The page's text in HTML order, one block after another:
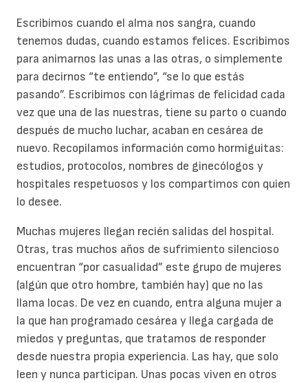
Escribimos cuando el alma nos sangra, cuando
tenemos dudas, cuando estamos felices. Escribimos
para animarnos las unas a las otras, o simplemente
para decirnos “te entiendo”, “se lo que estás
pasando”. Escribimos con lágrimas de felicidad cada
vez que una de las nuestras, tiene su parto o cuando
después de mucho luchar, acaban en cesárea de
nuevo. Recopilamos información como hormiguitas:
estudios, protocolos, nombres de ginecólogos y
hospitales respetuosos y los compartimos con quien
lo desee.
Muchas mujeres llegan recién salidas del hospital.
Otras, tras muchos años de sufrimiento silencioso
encuentran “por casualidad” este grupo de mujeres
(algún que otro hombre, también hay) que no las
llama locas. De vez en cuando, entra alguna mujer a
la que han programado cesárea y llega cargada de
miedos y preguntas, que tratamos de responder
desde nuestra propia experiencia. Las hay, que solo
leen y nunca participan. Unas pocas viven en otros